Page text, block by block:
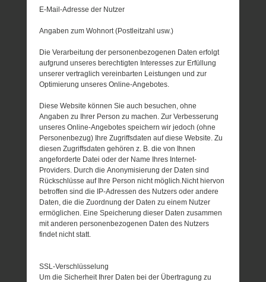
E-Mail-Adresse der Nutzer
Angaben zum Wohnort (Postleitzahl usw.)
Die Verarbeitung der personenbezogenen Daten erfolgt
aufgrund unseres berechtigten Interesses zur Erfüllung
unserer vertraglich vereinbarten Leistungen und zur
Optimierung unseres Online-Angebotes.
Diese Website können Sie auch besuchen, ohne
Angaben zu Ihrer Person zu machen. Zur Verbesserung
unseres Online-Angebotes speichern wir jedoch (ohne
Personenbezug) Ihre Zugriffsdaten auf diese Website. Zu
diesen Zugriffsdaten gehören z. B. die von Ihnen
angeforderte Datei oder der Name Ihres Internet-
Providers. Durch die Anonymisierung der Daten sind
Rückschlüsse auf Ihre Person nicht möglich.Nicht hiervon
betroffen sind die IP-Adressen des Nutzers oder andere
Daten, die die Zuordnung der Daten zu einem Nutzer
ermöglichen. Eine Speicherung dieser Daten zusammen
mit anderen personenbezogenen Daten des Nutzers
findet nicht statt.
SSL-Verschlüsselung
Um die Sicherheit Ihrer Daten bei der Übertragung zu